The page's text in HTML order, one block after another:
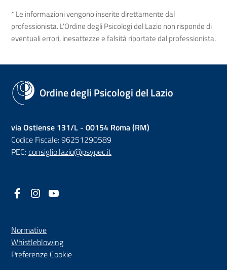
* Le informazioni vengono inserite direttamente dal
professionista. L'Ordine degli Psicologi del Lazio non risponde di
eventuali errori, inesattezze e falsità riportate dal professionista.
Ordine degli Psicologi del Lazio
via Ostiense 131/L - 00154 Roma (RM)
Codice Fiscale: 96251290589
PEC:consiglio.lazio@psypec.it
Facebook
(nuova scheda - new tab)
Instagram
(nuova scheda - new tab)
Normative
Whistleblowing(nuova scheda - new tab)
Preferenze Cookie